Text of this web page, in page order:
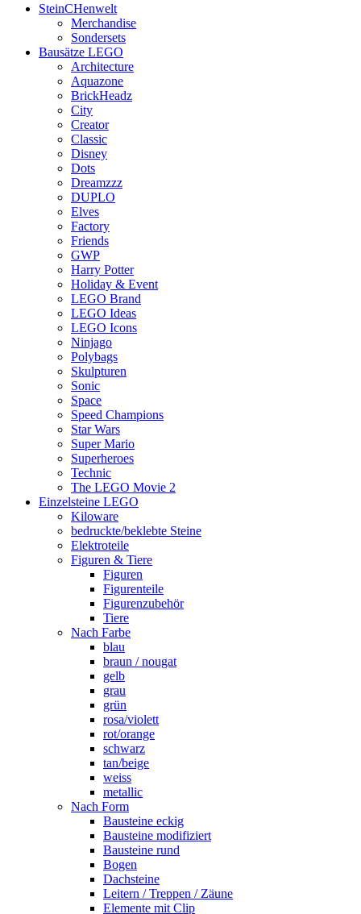
SteinCHenwelt
Merchandise
Sondersets
Bausätze LEGO
Architecture
Aquazone
BrickHeadz
City
Creator
Classic
Disney
Dots
Dreamzzz
DUPLO
Elves
Factory
Friends
GWP
Harry Potter
Holiday & Event
LEGO Brand
LEGO Ideas
LEGO Icons
Ninjago
Polybags
Skulpturen
Sonic
Space
Speed Champions
Star Wars
Super Mario
Superheroes
Technic
The LEGO Movie 2
Einzelsteine LEGO
Kiloware
bedruckte/beklebte Steine
Elektroteile
Figuren & Tiere
Figuren
Figurenteile
Figurenzubehör
Tiere
Nach Farbe
blau
braun / nougat
gelb
grau
grün
rosa/violett
rot/orange
schwarz
tan/beige
weiss
metallic
Nach Form
Bausteine eckig
Bausteine modifiziert
Bausteine rund
Bogen
Dachsteine
Leitern / Treppen / Zäune
Elemente mit Clip